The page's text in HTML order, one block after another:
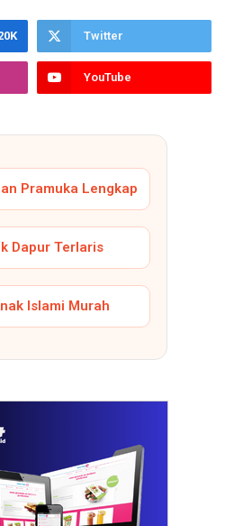
Twitter
YouTube
Pramuka Lengkap
Dapur Terlaris
Islami Murah